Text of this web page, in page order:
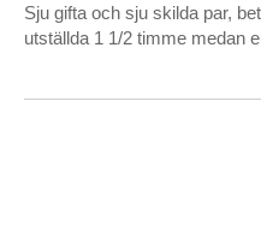
Sju gifta och sju skilda par,
utställda 1 1/2 timme medan